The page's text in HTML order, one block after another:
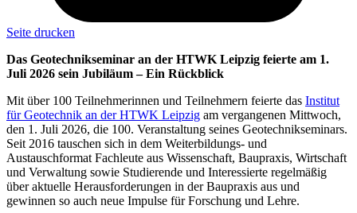
Seite drucken
Das Geotechnikseminar an der HTWK Leipzig feierte am 1.
Juli 2026 sein Jubiläum – Ein Rückblick
Mit über 100 Teilnehmerinnen und Teilnehmern feierte das Institut
für Geotechnik an der HTWK Leipzig am vergangenen Mittwoch,
den 1. Juli 2026, die 100. Veranstaltung seines Geotechnikseminars.
Seit 2016 tauschen sich in dem Weiterbildungs- und
Austauschformat Fachleute aus Wissenschaft, Baupraxis, Wirtschaft
und Verwaltung sowie Studierende und Interessierte regelmäßig
über aktuelle Herausforderungen in der Baupraxis aus und
gewinnen so auch neue Impulse für Forschung und Lehre.